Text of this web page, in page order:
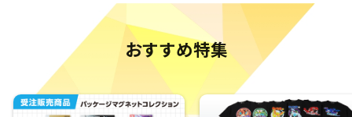
不正ログインに関する重要なお知らせとお願い
2025年07月03日
「会員アカウント」に対する不正ログインの発生の
ご報告とポケモンセンターオンラインを安全にご利
用いただくためのお願い
おすすめ特集